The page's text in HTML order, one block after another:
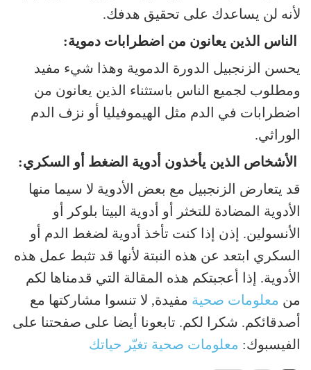
لأنه لن يساعدك على تحقيق هدفك.
الناس الذين يعانون من اضطرابات دموية:
يحسن الزنجبيل الدورة الدموية وهذا شيء مفيد
ومطلوب لجميع الناس باستثناء الذين يعانون من
اضطرابات في الدم مثل الهيموفيليا أو نزف الدم
الوراثي.
الأشخاص الذين يأخذون أدوية الضغط أو السكري:
قد يتعارض الزنجبيل مع بعض الأدوية لا سيما منها
الأدوية المضادة للتخثر أو أدوية البيتا بلوكر أو
الأنسولين. إذن إذا كنت تأخذ أدوية لضغط الدم أو
السكري ابتعد عن هذه النبتة لأنها قد تثبط عمل هذه
الأدوية. إذا أعجبتكم هذه المقالة التي قدمناها لكم
من معلومات صحية مفيدة, لا تنسوا مشاركتها مع
أصدقائكم. شكرا لكم. تابعونا أيضا على صفحتنا على
الفيسبوك: معلومات صحية تغيّر حياتك